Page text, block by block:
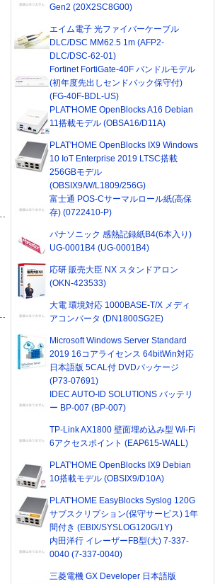
Gen2 (20X2SC8G00)
エイム電子 光ファイバーケーブル
DLC/DSC MM62.5 1m (AFP2-
DLC/DSC-62-01)
Fortinet FortiGate-40F バンドルモデル
(初年度先出しセンドバック保守付)
(FG-40F-BDL-US)
PLAT'HOME OpenBlocks A16 Debian
11搭載モデル (OBSA16/D11A)
PLAT'HOME OpenBlocks IX9 Windows
10 IoT Enterprise 2019 LTSC搭載
256GBモデル
(OBSIX9/W/L1809/256G)
富士通 POS-Cサーマルロール紙(高保
存) (0722410-P)
パナソニック 感熱記録紙B4(6本入り)
UG-0001B4 (UG-0001B4)
応研 販売大臣 NX スタンドアロン
(OKN-423533)
大電 環境対応 1000BASE-T/X メディ
アコンバータ (DN1800SG2E)
Microsoft Windows Server Standard
2019 16コアライセンス 64bitWin対応
日本語版 5CAL付 DVDパッケージ
(P73-07691)
IDEC AUTO-ID SOLUTIONS バッテリ
ー BP-007 (BP-007)
TP-Link AX1800 壁面埋め込み型 Wi-Fi
6アクセスポイント (EAP615-WALL)
PLAT'HOME OpenBlocks IX9 Debian
10搭載モデル (OBSIX9/D10A)
PLAT'HOME EasyBlocks Syslog 120G
サブスクリプション(保守サービス) 1年
間付き (EBIX/SYSLOG120G/1Y)
内田洋行 イレーザーFB型(大) 7-337-
0040 (7-337-0040)
三菱電機 GX Developer 日本語版